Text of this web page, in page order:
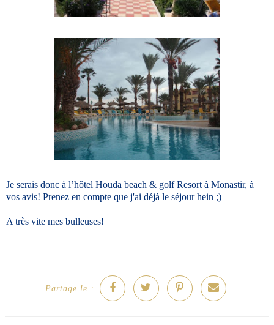
Je serais donc à l’hôtel Houda beach & golf Resort à Monastir, à
vos avis! Prenez en compte que j'ai déjà le séjour hein ;)
A très vite mes bulleuses!
Partage le :